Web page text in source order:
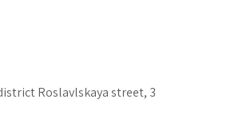
Roslavlskaya street, 3